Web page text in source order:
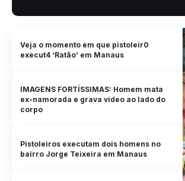
Veja o momento em que pistoleir0
execut4 ‘Ratão’ em Manaus
IMAGENS FORTÍSSIMAS: Homem mata
ex-namorada e grava vídeo ao lado do
corpo
Pistoleiros executam dois homens no
bairro Jorge Teixeira em Manaus